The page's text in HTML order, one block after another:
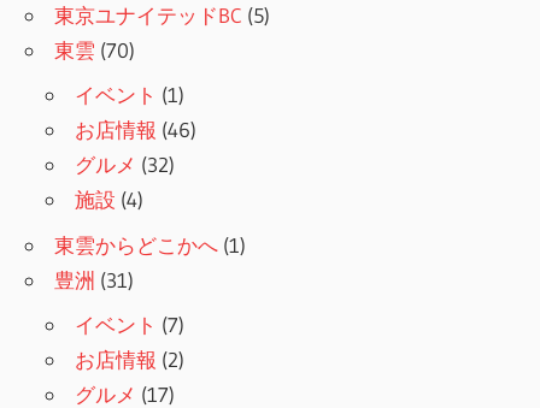
東京ユナイテッドBC (5)
東雲 (70)
イベント (1)
お店情報 (46)
グルメ (32)
施設 (4)
東雲からどこかへ (1)
豊洲 (31)
イベント (7)
お店情報 (2)
グルメ (17)